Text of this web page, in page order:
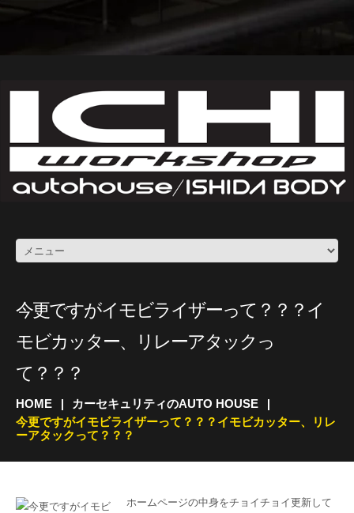
今更ですがイモビライザーって？？？イ
モビカッター、リレーアタックっ
て？？？
HOME
カーセキュリティのAUTO HOUSE
今更ですがイモビライザーって？？？イモビカッター、リレ
ーアタックって？？？
ホームページの中身をチョイチョイ更新して